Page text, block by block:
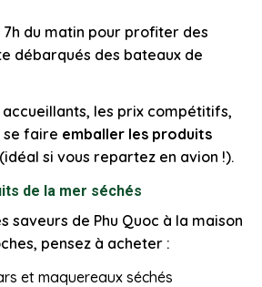
du matin pour profiter des
débarqués des bateaux de
accueillants, les prix compétitifs,
se faire emballer les produits
(idéal si vous repartez en avion !).
de la mer séchés
saveurs de Phu Quoc à la maison
pensez à acheter :
et maquereaux séchés